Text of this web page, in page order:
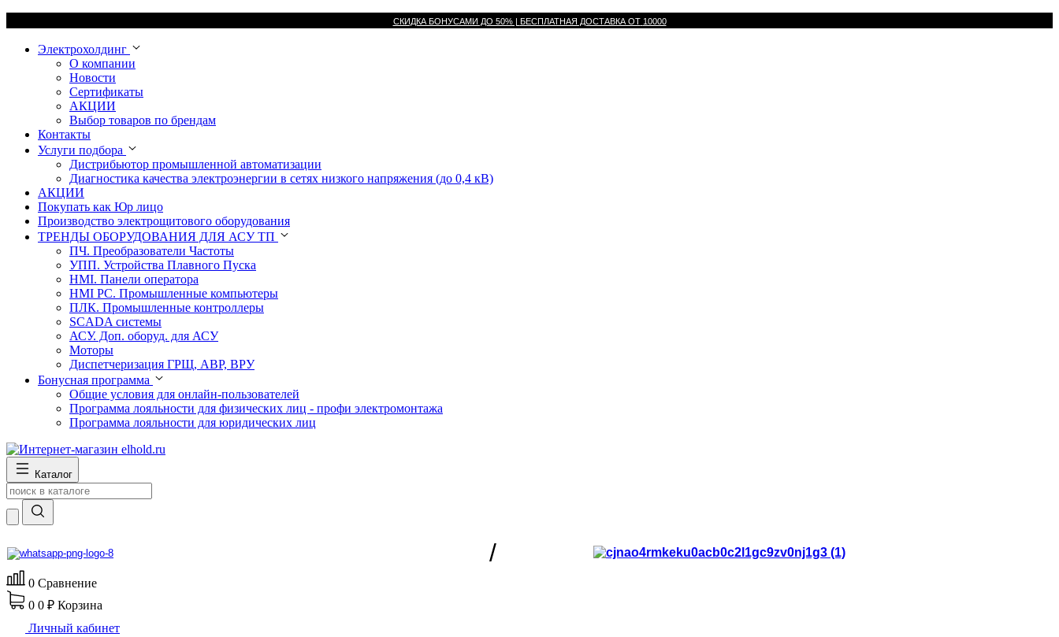
СКИДКА БОНУСАМИ ДО 50% | БЕСПЛАТНАЯ ДОСТАВКА ОТ 10000
Электрохолдинг
О компании
Новости
Сертификаты
АКЦИИ
Выбор товаров по брендам
Контакты
Услуги подбора
Дистрибьютор промышленной автоматизации
Диагностика качества электроэнергии в сетях низкого напряжения (до 0,4 кВ)
АКЦИИ
Покупать как Юр лицо
Производство электрощитового оборудования
ТРЕНДЫ ОБОРУДОВАНИЯ ДЛЯ АСУ ТП
ПЧ. Преобразователи Частоты
УПП. Устройства Плавного Пуска
HMI. Панели оператора
HMI РС. Промышленные компьютеры
ПЛК. Промышленные контроллеры
SCADA системы
АСУ. Доп. оборуд. для АСУ
Моторы
Диспетчеризация ГРЩ, АВР, ВРУ
Бонусная программа
Общие условия для онлайн-пользователей
Программа лояльности для физических лиц - профи электромонтажа
Программа лояльности для юридических лиц
Каталог
/
0 Сравнение
0 0 ₽ Корзина
Личный кабинет